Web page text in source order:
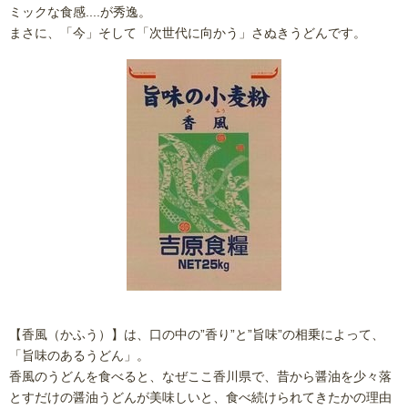
ミックな食感....が秀逸。
まさに、「今」そして「次世代に向かう」さぬきうどんです。
【香風（かふう）】は、口の中の”香り”と”旨味”の相乗によって、
「旨味のあるうどん」。
香風のうどんを食べると、なぜここ香川県で、昔から醤油を少々落
とすだけの醤油うどんが美味しいと、食べ続けられてきたかの理由